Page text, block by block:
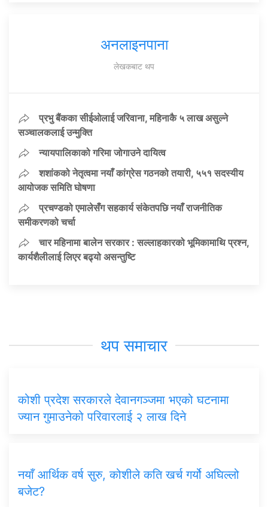
अनलाइनपाना
लेखकबाट थप
प्रभु बैंकका सीईओलाई जरिवाना, महिनाकै ५ लाख असुल्ने
सञ्चालकलाई उन्मुक्ति
न्यायपालिकाको गरिमा जोगाउने दायित्व
शशांकको नेतृत्वमा नयाँ कांग्रेस गठनको तयारी, ५५१ सदस्यीय
आयोजक समिति घोषणा
प्रचण्डको एमालेसँग सहकार्य संकेतपछि नयाँ राजनीतिक
समीकरणको चर्चा
चार महिनामा बालेन सरकार : सल्लाहकारको भूमिकामाथि प्रश्न,
कार्यशैलीलाई लिएर बढ्यो असन्तुष्टि
थप समाचार
कोशी प्रदेश सरकारले देवानगञ्जमा भएको घटनामा
ज्यान गुमाउनेको परिवारलाई २ लाख दिने
नयाँ आर्थिक वर्ष सुरु, कोशीले कति खर्च गर्यो अघिल्लो
बजेट?